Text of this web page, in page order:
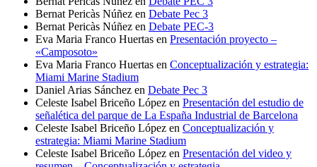
Bernat Pericàs Núñez en Debate Pec 3
Bernat Pericàs Núñez en Debate PEC-3
Eva Maria Franco Huertas en Presentación proyecto –
«Camposoto»
Eva Maria Franco Huertas en Conceptualización y estrategia:
Miami Marine Stadium
Daniel Arias Sánchez en Debate Pec 3
Celeste Isabel Briceño López en Presentación del estudio de
señalética del parque de La España Industrial de Barcelona
Celeste Isabel Briceño López en Conceptualización y
estrategia: Miami Marine Stadium
Celeste Isabel Briceño López en Presentación del video y